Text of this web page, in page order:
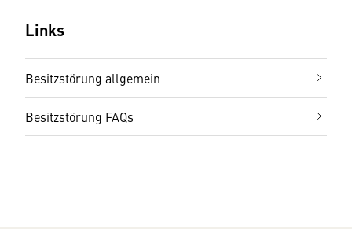
Links
Besitzstörung allgemein
Besitzstörung FAQs